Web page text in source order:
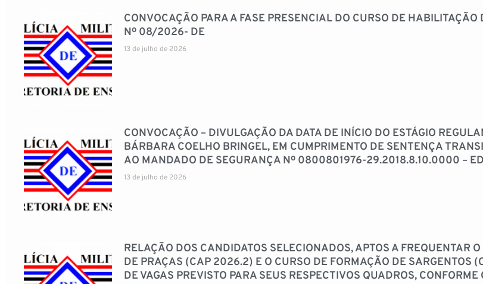
CONVOCAÇÃO PARA A FASE PRESENCIAL DO CURSO DE
Nº 08/2026- DE
13 de julho de 2026
CONVOCAÇÃO – DIVULGAÇÃO DA DATA DE INÍCIO DO ESTÁGIO
BÁRBARA COELHO BRINGEL, EM CUMPRIMENTO DE SENTENÇA
AO MANDADO DE SEGURANÇA Nº 0800801976-29.2018.8.10.0000 –
13 de julho de 2026
RELAÇÃO DOS CANDIDATOS SELECIONADOS, APTOS A FREQUENTAR
DE PRAÇAS (CAP 2026.2) E O CURSO DE FORMAÇÃO DE SARGENTOS
DE VAGAS PREVISTO PARA SEUS RESPECTIVOS QUADROS,